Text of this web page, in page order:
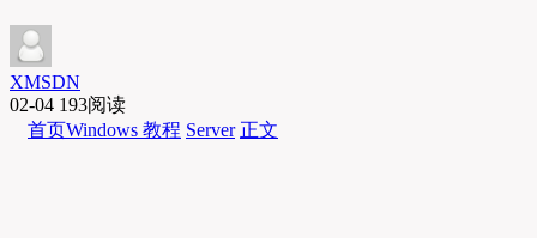
XMSDN
02-04 193阅读
首页Windows 教程 Server 正文